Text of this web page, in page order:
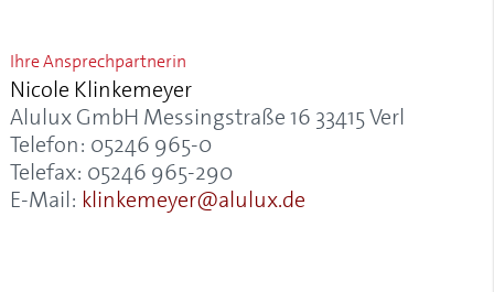
Ihre Ansprechpartnerin
Nicole Klinkemeyer
Alulux GmbH Messingstraße 16 33415 Verl
Telefon: 05246 965-0
Telefax: 05246 965-290
E-Mail: klinkemeyer@alulux.de